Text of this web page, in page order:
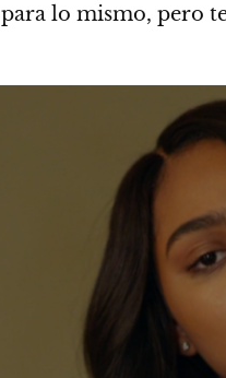
lo mismo, pero